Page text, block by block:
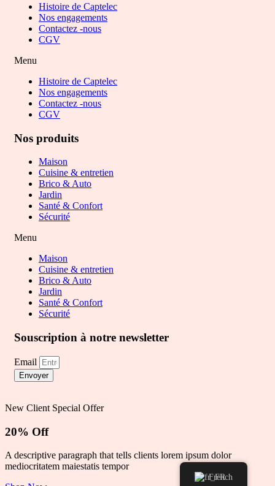
Histoire de Captelec
Nos engagements
Contactez -nous
CGV
Menu
Histoire de Captelec
Nos engagements
Contactez -nous
CGV
Nos produits
Maison
Cuisine & entretien
Brico & Auto
Jardin
Santé & Confort
Sécurité
Menu
Maison
Cuisine & entretien
Brico & Auto
Jardin
Santé & Confort
Sécurité
Souscription à notre newsletter
Email
Envoyer
French
New Client Special Offer
20% Off
A descriptive paragraph that tells clients lorem ipsum dolor
mediocritatem maiestatis tempor